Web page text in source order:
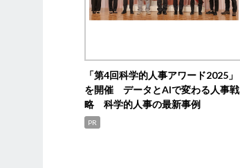
「第4回科学的人事アワード2025」
を開催 データとAIで変わる人事戦
略 科学的人事の最新事例
PR